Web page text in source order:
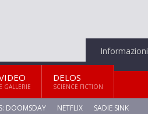
Informazioni
E GALLERIE
DELOS
SCIENCE FICTION
DOOMSDAY NETFLIX SADIE SINK